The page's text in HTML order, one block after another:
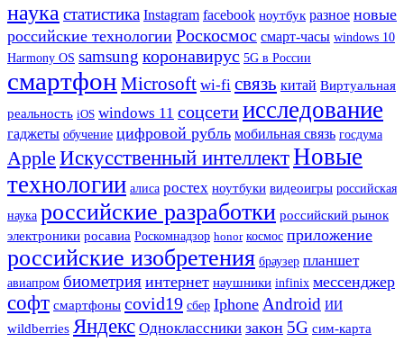
наука статистика Instagram facebook ноутбук разное новые
российские технологии Роскосмос смарт-часы windows 10
Harmony OS samsung коронавирус 5G в России
смартфон Microsoft wi-fi связь китай Виртуальная
реальность iOS windows 11 соцсетиисследование
гаджеты обучение цифровой рубль мобильная связь госдума
Apple Искусственный интеллектНовые
технологии алиса ростех ноутбуки видеоигры российская
наука российские разработки российский рынок
электроники росавиа Роскомнадзор honor космос приложение
российские изобретения браузер планшет
авиапром биометрия интернет наушники infinix мессенджер
софт смартфоны covid19 сбер Iphone Android ИИ
wildberries Яндекс Одноклассники закон 5G сим-карта